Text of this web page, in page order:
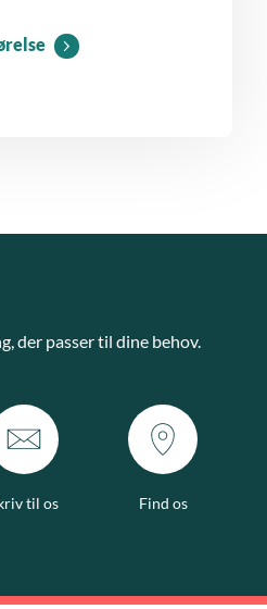
der passer til dine behov.
til os Find os